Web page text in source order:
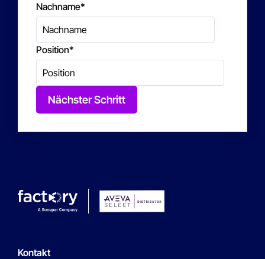
Nachname*
Position*
Nächster Schritt
Kontakt